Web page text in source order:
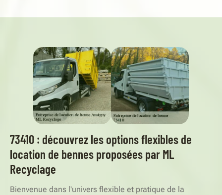
73410 : découvrez les options flexibles de
location de bennes proposées par ML
Recyclage
Bienvenue dans l'univers flexible et pratique de la